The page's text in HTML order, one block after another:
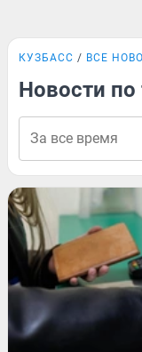
КУЗБАСС ВСЕ
Новости по